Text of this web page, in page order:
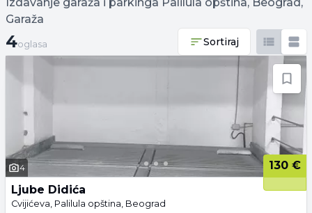
Garaža
4 oglasa
4oglasa Sortiraj
4
130 €
Ljube Didića
Cvijićeva, Palilula opština, Beograd